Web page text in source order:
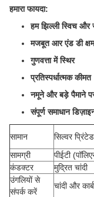
हमारा फायदा:
हम झिल्ली स्विच
मजबूत आर एंड डी
गुणवत्ता में स्थिर
प्रतिस्पर्धात्मक कीमत
नमूने और बड़े पैमाने
संपूर्ण समाधान
सामान सिल्वर
सामग्री
पीईटी
कंडक्टर
मुद्रित चांदी
उंगलियों से
संपर्क करें
चांदी और